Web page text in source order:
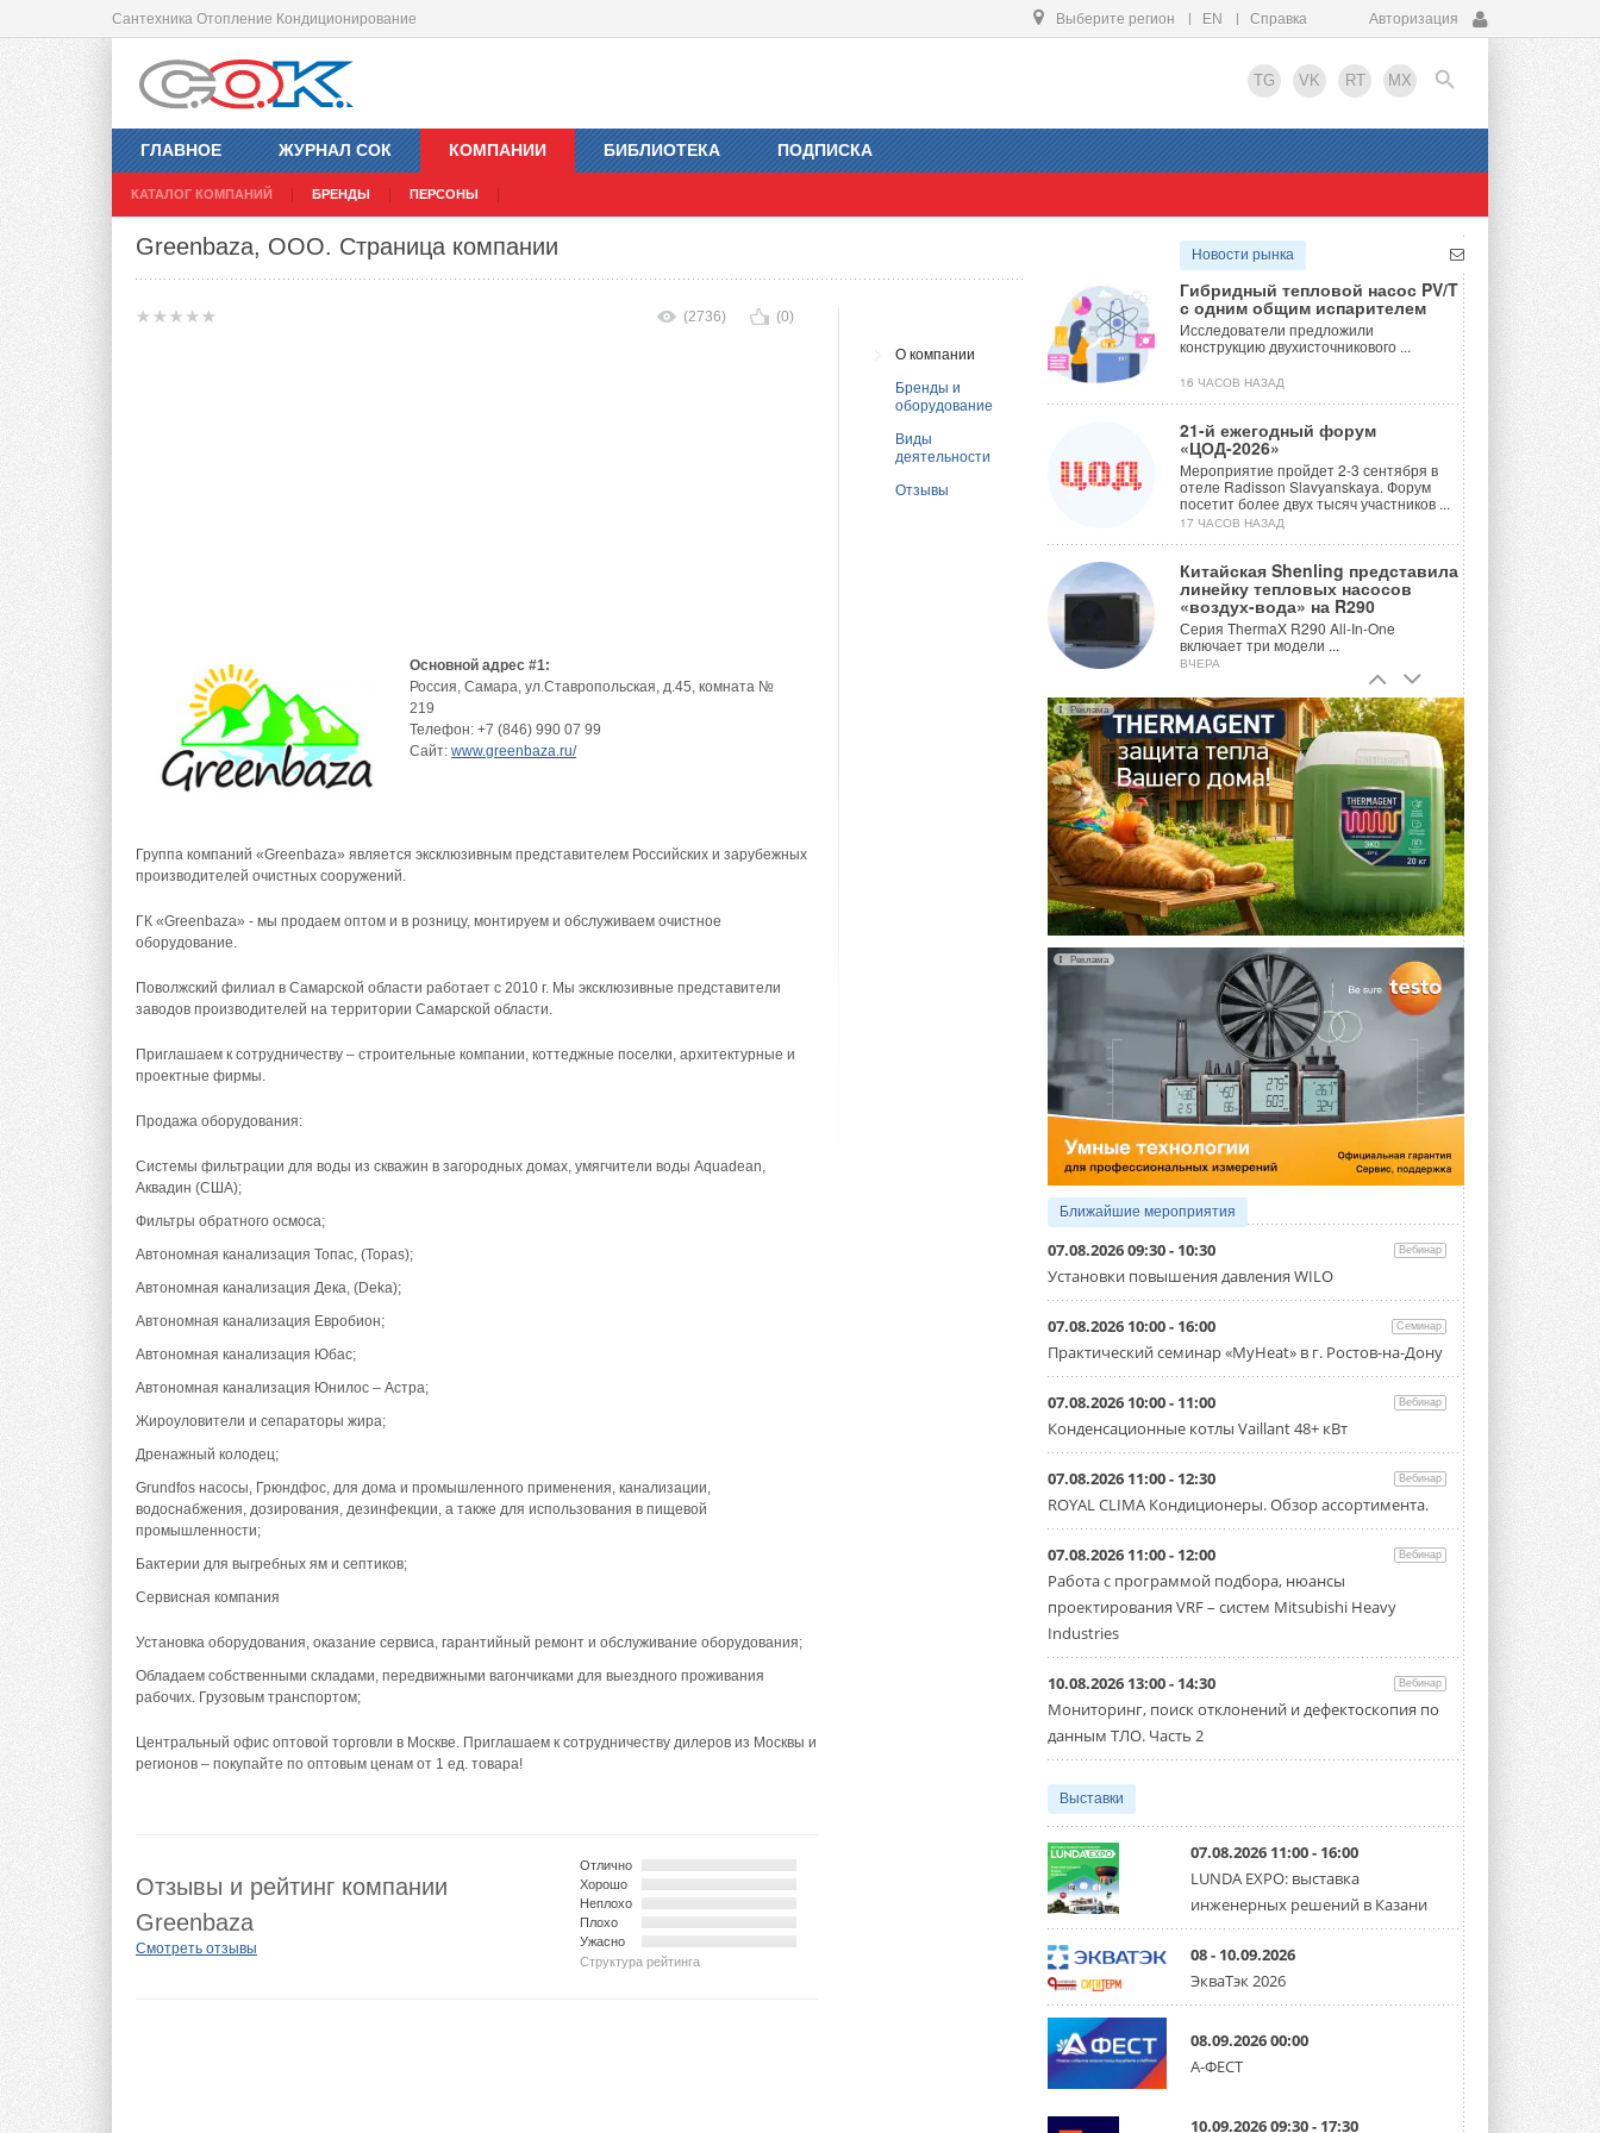
Сантехника Отопление Кондиционирование Выберите регион EN Справка Авторизация
TG VK RT MX
ГЛАВНОЕ ЖУРНАЛ СОК КОМПАНИИ
КАТАЛОГ КОМПАНИЙ БРЕНДЫ ПЕРСОНЫ
БИБЛИОТЕКА ПОДПИСКА
EN
Greenbaza, ООО. Страница компании
О компании
Бренды и
оборудование
Виды
деятельности
Отзывы
(2736) (0)
Основной адрес #1:
Россия, Самара, ул.Ставропольская, д.45, комната №
219
Телефон: +7 (846) 990 07 99
Сайт: www.greenbaza.ru/
Группа компаний «Greenbaza» является эксклюзивным представителем Российских и зарубежных
производителей очистных сооружений.
ГК «Greenbaza» - мы продаем оптом и в розницу, монтируем и обслуживаем очистное
оборудование.
Поволжский филиал в Самарской области работает с 2010 г. Мы эксклюзивные представители
заводов производителей на территории Самарской области.
Приглашаем к сотрудничеству – строительные компании, коттеджные поселки, архитектурные и
проектные фирмы.
Продажа оборудования:
Системы фильтрации для воды из скважин в загородных домах, умягчители воды Aquadean,
Аквадин (США);
Фильтры обратного осмоса;
Автономная канализация Топас, (Topas);
Автономная канализация Дека, (Deka);
Автономная канализация Евробион;
Автономная канализация Юбас;
Автономная канализация Юнилос – Астра;
Жироуловители и сепараторы жира;
Дренажный колодец;
Grundfos насосы, Грюндфос, для дома и промышленного применения, канализации,
водоснабжения, дозирования, дезинфекции, а также для использования в пищевой
промышленности;
Бактерии для выгребных ям и септиков;
Сервисная компания
Установка оборудования, оказание сервиса, гарантийный ремонт и обслуживание оборудования;
Обладаем собственными складами, передвижными вагончиками для выездного проживания
рабочих. Грузовым транспортом;
Центральный офис оптовой торговли в Москве. Приглашаем к сотрудничеству дилеров из Москвы и
регионов – покупайте по оптовым ценам от 1 ед. товара!
Структура рейтинга
Отлично
Хорошо
Неплохо
Плохо
Ужасно
Отзывы и рейтинг компании
Greenbaza
Смотреть отзывы
Новости рынка
Гибридный тепловой насос PV/T
с одним общим испарителем
Исследователи предложили
конструкцию двухисточникового ...
16 ЧАСОВ НАЗАД
21-й ежегодный форум
«ЦОД-2026»
Мероприятие пройдет 2-3 сентября в
отеле Radisson Slavyanskaya. Форум
посетит более двух тысяч участников ...
17 ЧАСОВ НАЗАД
Китайская Shenling представила
линейку тепловых насосов
«воздух-вода» на R290
Серия ThermaX R290 All-In-One
включает три модели ...
ВЧЕРА
Тепловые насосы в связке с
солнечной генерацией и
накопителем снижают
потребление на 60%
Исследователи из Италии установили ...
ВЧЕРА
«РУСКЛИМАТ Fest 2026» в Уфе
собрал свыше 700 профи
климатической отрасли
Организатором выступил торгово-
производственный холдинг ...
3 АВГУСТА 2026
«Датарк» испытал модульный
ЦОД с плотностью 54 кВт на
стойку
Испытания прошли на собственной
производственной площадке и были ...
3 АВГУСТА 2026
Samsung выпускает VRF-
систему DVM на R32
Линейка включает семь типоразмеров
производительностью от 22,4 до 56 кВт.
Суммарная длина трубопроводов ...
3 АВГУСТА 2026
«СиСофт Девелопмент» подвел
итоги конкурса студенческих
проектов «ТИМ-лидеры 2026»
Новый сезон конкурса «ТИМ-лидеры»
стартует уже в сентябре 2026 года ...
3 АВГУСТА 2026
«Русклимат» укрепляет
партнёрство за Уралом
Президент Омского землячества в
Москве Михаил Тимошенко посетил
Омск с трёхдневным рабочим визитом ...
31 ИЮЛЯ 2026
Carrier модернизирует
флагманский чиллер AquaEdge
19XR
Чиллер получил новую версию,
Mitsubishi расширяет
направление систем
охлаждения для ЦОД
США запретили использование
иностранных инверторов
28 июля 2026 года Федеральная
комиссия по связи США (FCC) обновила
свой специальный перечень Covered ...
31 ИЮЛЯ 2026
Уже через месяц в России
можно будет устанавливать
солнечные панели в МКД
С 1 сентября снимается запрет на
микрогенерацию в многоквартирных ...
30 ИЮЛЯ 2026
Канальные вентиляторы с ЕС-
Реклама
Реклама
Ближайшие мероприятия
07.08.2026 09:30 - 10:30 Вебинар
Установки повышения давления WILO
07.08.2026 10:00 - 16:00 Семинар
Практический семинар «MyHeat» в г. Ростов-на-Дону
07.08.2026 10:00 - 11:00 Вебинар
Конденсационные котлы Vaillant 48+ кВт
07.08.2026 11:00 - 12:30 Вебинар
ROYAL CLIMA Кондиционеры. Обзор ассортимента.
07.08.2026 11:00 - 12:00 Вебинар
Работа с программой подбора, нюансы
проектирования VRF – систем Mitsubishi Heavy
Industries
10.08.2026 13:00 - 14:30 Вебинар
Мониторинг, поиск отклонений и дефектоскопия по
данным ТЛО. Часть 2
Выставки
07.08.2026 11:00 - 16:00
LUNDA EXPO: выставка
инженерных решений в Казани
08 - 10.09.2026
ЭкваТэк 2026
08.09.2026 00:00
А-ФЕСТ
10.09.2026 09:30 - 17:30